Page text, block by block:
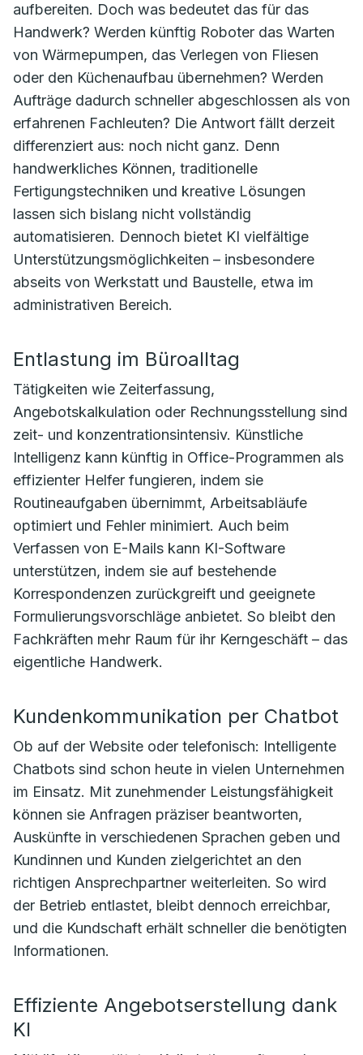
aufbereiten. Doch was bedeutet das für das
Handwerk? Werden künftig Roboter das Warten
von Wärmepumpen, das Verlegen von Fliesen
oder den Küchenaufbau übernehmen? Werden
Aufträge dadurch schneller abgeschlossen als von
erfahrenen Fachleuten? Die Antwort fällt derzeit
differenziert aus: noch nicht ganz. Denn
handwerkliches Können, traditionelle
Fertigungstechniken und kreative Lösungen
lassen sich bislang nicht vollständig
automatisieren. Dennoch bietet KI vielfältige
Unterstützungsmöglichkeiten – insbesondere
abseits von Werkstatt und Baustelle, etwa im
administrativen Bereich.
Entlastung im Büroalltag
Tätigkeiten wie Zeiterfassung,
Angebotskalkulation oder Rechnungsstellung sind
zeit- und konzentrationsintensiv. Künstliche
Intelligenz kann künftig in Office-Programmen als
effizienter Helfer fungieren, indem sie
Routineaufgaben übernimmt, Arbeitsabläufe
optimiert und Fehler minimiert. Auch beim
Verfassen von E-Mails kann KI-Software
unterstützen, indem sie auf bestehende
Korrespondenzen zurückgreift und geeignete
Formulierungsvorschläge anbietet. So bleibt den
Fachkräften mehr Raum für ihr Kerngeschäft – das
eigentliche Handwerk.
Kundenkommunikation per Chatbot
Ob auf der Website oder telefonisch: Intelligente
Chatbots sind schon heute in vielen Unternehmen
im Einsatz. Mit zunehmender Leistungsfähigkeit
können sie Anfragen präziser beantworten,
Auskünfte in verschiedenen Sprachen geben und
Kundinnen und Kunden zielgerichtet an den
richtigen Ansprechpartner weiterleiten. So wird
der Betrieb entlastet, bleibt dennoch erreichbar,
und die Kundschaft erhält schneller die benötigten
Informationen.
Effiziente Angebotserstellung dank
KI